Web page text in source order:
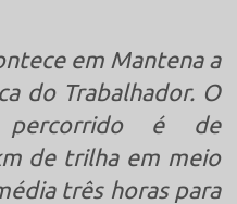
em Mantena a
do Trabalhador. O
é de
de trilha em meio
três horas para